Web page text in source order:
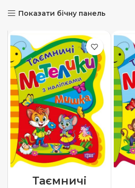
Показати бічну панель
Таємничі